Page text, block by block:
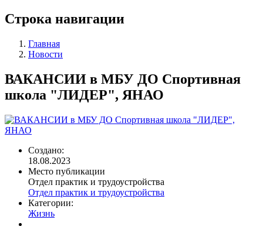
Строка навигации
Главная
Новости
ВАКАНСИИ в МБУ ДО Спортивная
школа "ЛИДЕР", ЯНАО
Создано:
18.08.2023
Место публикации
Отдел практик и трудоустройства
Отдел практик и трудоустройства
Категории:
Жизнь